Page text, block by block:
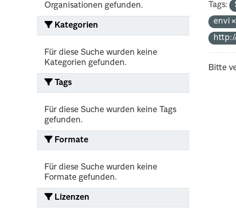
Organisationen gefunden.
Kategorien
Für diese Suche wurden keine
Kategorien gefunden.
Tags
Für diese Suche wurden keine Tags
gefunden.
Formate
Für diese Suche wurden keine
Formate gefunden.
Lizenzen
Tags:
envi
Bitte